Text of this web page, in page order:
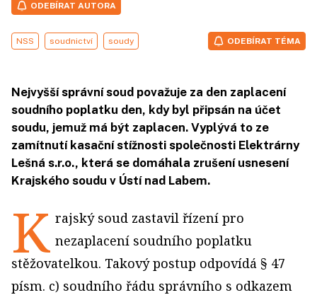
ODEBÍRAT AUTORA
NSS soudnictví soudy ODEBÍRAT TÉMA
Nejvyšší správní soud považuje za den zaplacení
soudního poplatku den, kdy byl připsán na účet
soudu, jemuž má být zaplacen. Vyplývá to ze
zamítnutí kasační stížnosti společnosti Elektrárny
Lešná s.r.o., která se domáhala zrušení usnesení
Krajského soudu v Ústí nad Labem.
K rajský soud zastavil řízení pro
nezaplacení soudního poplatku
stěžovatelkou. Takový postup odpovídá § 47
písm. c) soudního řádu správního s odkazem